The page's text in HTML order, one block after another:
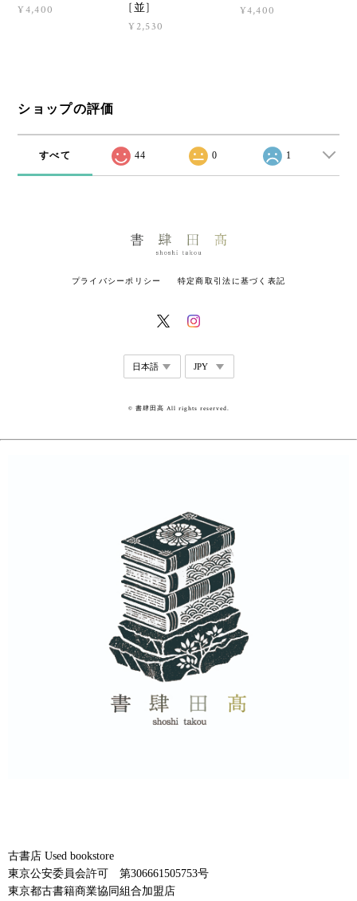
¥4,400
[並]
¥2,530
¥4,400
ショップの評価
すべて 44 0 1
プライバシーポリシー 特定商取引法に基づく表記
© 書肆田高 All rights reserved.
古書店 Used bookstore
東京公安委員会許可 第306661505753号
東京都古書籍商業協同組合加盟店